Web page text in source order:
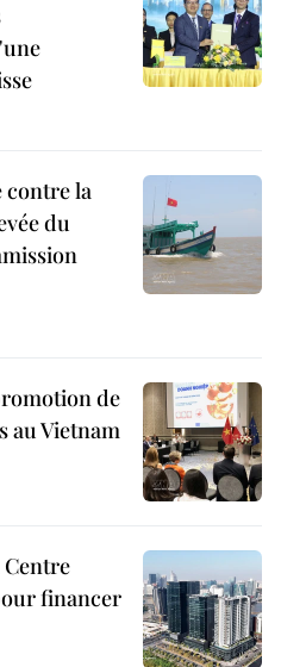
contre la
du
de
au Vietnam
Centre
financer